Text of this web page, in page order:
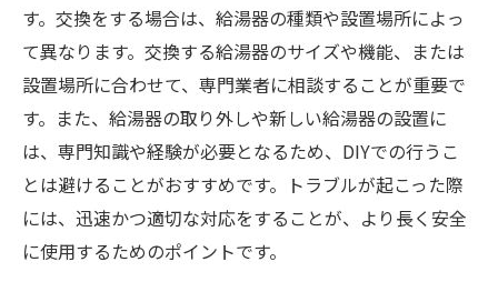
す。交換をする場合は、給湯器の種類や設置場所によっ
て異なります。交換する給湯器のサイズや機能、または
設置場所に合わせて、専門業者に相談することが重要で
す。また、給湯器の取り外しや新しい給湯器の設置に
は、専門知識や経験が必要となるため、DIYでの行うこ
とは避けることがおすすめです。トラブルが起こった際
には、迅速かつ適切な対応をすることが、より長く安全
に使用するためのポイントです。